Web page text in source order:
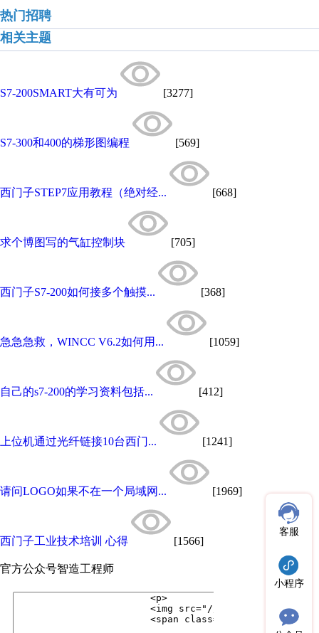
热门招聘
相关主题
S7-200SMART大有可为 [3277]
S7-300和400的梯形图编程 [569]
西门子STEP7应用教程（绝对经... [668]
求个博图写的气缸控制块 [705]
西门子S7-200如何接多个触摸... [368]
急急急救，WINCC V6.2如何用... [1059]
自己的s7-200的学习资料包括... [412]
上位机通过光纤链接10台西门... [1241]
请问LOGO如果不在一个局域网... [1969]
西门子工业技术培训 心得 [1566]
官方公众号智造工程师
客服
小程序